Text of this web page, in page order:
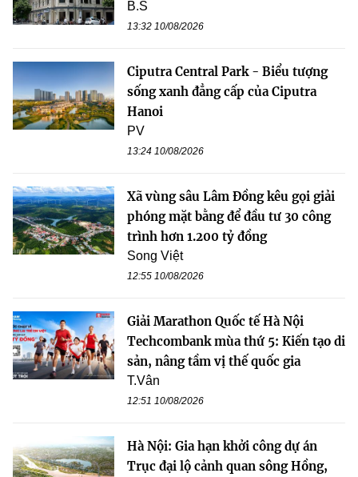
B.S
13:32 10/08/2026
Ciputra Central Park - Biểu tượng
sống xanh đẳng cấp của Ciputra
Hanoi
PV
13:24 10/08/2026
Xã vùng sâu Lâm Đồng kêu gọi giải
phóng mặt bằng để đầu tư 30 công
trình hơn 1.200 tỷ đồng
Song Việt
12:55 10/08/2026
Giải Marathon Quốc tế Hà Nội
Techcombank mùa thứ 5: Kiến tạo di
sản, nâng tầm vị thế quốc gia
T.Vân
12:51 10/08/2026
Hà Nội: Gia hạn khởi công dự án
Trục đại lộ cảnh quan sông Hồng,